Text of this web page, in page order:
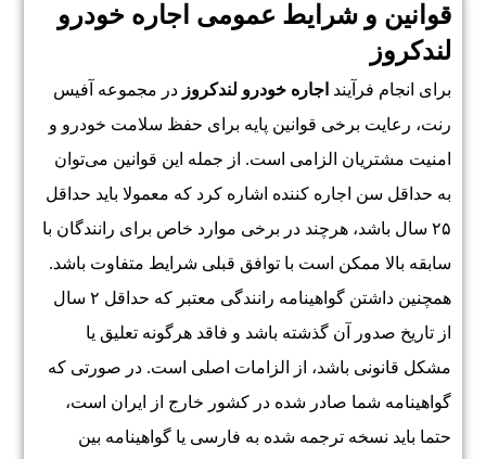
قوانین و شرایط عمومی اجاره خودرو
لندکروز
برای انجام فرآیند اجاره خودرو لندکروز در مجموعه آفیس
رنت، رعایت برخی قوانین پایه برای حفظ سلامت خودرو و
امنیت مشتریان الزامی است. از جمله این قوانین می‌توان
به حداقل سن اجاره کننده اشاره کرد که معمولا باید حداقل
۲۵ سال باشد، هرچند در برخی موارد خاص برای رانندگان با
سابقه بالا ممکن است با توافق قبلی شرایط متفاوت باشد.
همچنین داشتن گواهینامه رانندگی معتبر که حداقل ۲ سال
از تاریخ صدور آن گذشته باشد و فاقد هرگونه تعلیق یا
مشکل قانونی باشد، از الزامات اصلی است. در صورتی که
گواهینامه شما صادر شده در کشور خارج از ایران است،
حتما باید نسخه ترجمه شده به فارسی یا گواهینامه بین